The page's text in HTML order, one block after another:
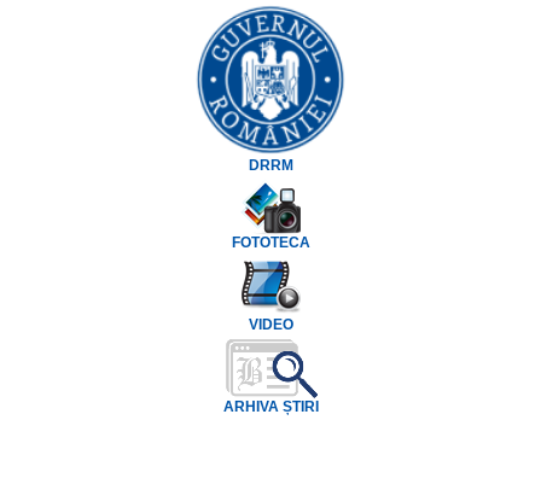
DRRM
FOTOTECA
VIDEO
ARHIVA ȘTIRI